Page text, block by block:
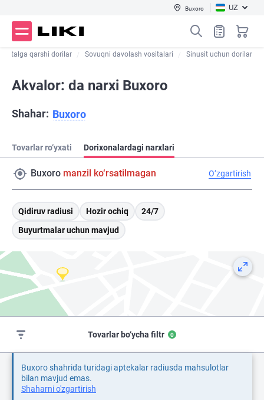
Buxoro UZ
Yo'talga qarshi dorilar Sovuqni davolash vositalari Sinusit uchun dorilar
Akvalor: da narxi Buxoro
Shahar: Buxoro
Tovarlar ro‘yxati Dorixonalardagi narxlari
Buxoro manzil ko‘rsatilmagan O‘zgartirish
Qidiruv radiusi Hozir ochiq
24/7
Buyurtmalar uchun mavjud
Tovarlar bo‘ycha filtr 0
Buxoro shahrida turidagi aptekalar radiusda mahsulotlar
bilan mavjud emas.
Shaharni o'zgartirish